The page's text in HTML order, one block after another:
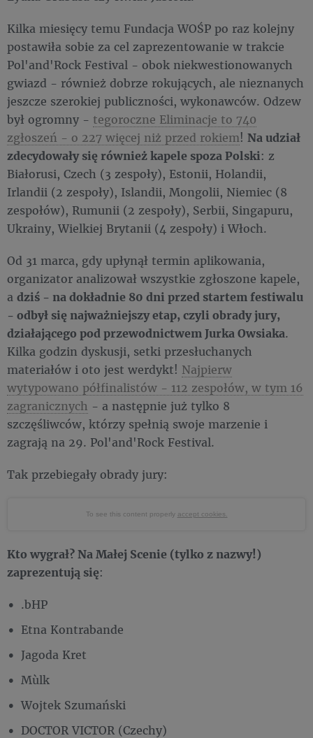
Kilka miesięcy temu Fundacja WOŚP po raz kolejny
postawiła sobie za cel zaprezentowanie w trakcie
Pol'and'Rock Festival - obok niekwestionowanych
gwiazd - również dobrze rokujących, ale nieznanych
jeszcze szerokiej publiczności, wykonawców. Odzew
był ogromny - tegoroczne Eliminacje to 740
zgłoszeń - o 227 więcej niż przed rokiem! Na udział
zdecydowały się również kapele spoza Polski: z
Białorusi, Czech (3 zespoły), Estonii, Holandii,
Irlandii (2 zespoły), Islandii, Mongolii, Niemiec (8
zespołów), Rumunii (2 zespoły), Serbii, Singapuru,
Ukrainy, Wielkiej Brytanii (4 zespoły) i Włoch.
Od 31 marca, gdy upłynął termin aplikowania,
organizator analizował wszystkie zgłoszone kapele,
a dziś - na dokładnie 80 dni przed startem festiwalu
- odbył się najważniejszy etap, czyli obrady jury,
działającego pod przewodnictwem Jurka Owsiaka.
Kilka godzin dyskusji, setki przesłuchanych
materiałów i oto jest werdykt! Najpierw
wytypowano półfinalistów - 112 zespołów, w tym 16
zagranicznych - a następnie już tylko 8
szczęśliwców, którzy spełnią swoje marzenie i
zagrają na 29. Pol'and'Rock Festival.
Tak przebiegały obrady jury:
To see this content properly accept cookies.
Kto wygrał? Na Małej Scenie (tylko z nazwy!)
zaprezentują się:
.bHP
Etna Kontrabande
Jagoda Kret
Mùlk
Wojtek Szumański
DOCTOR VICTOR (Czechy)